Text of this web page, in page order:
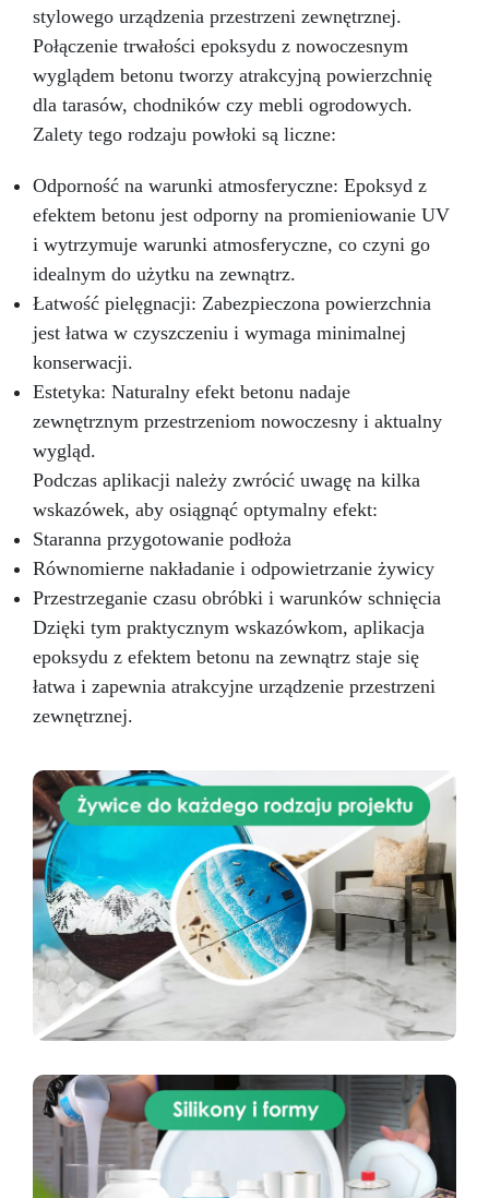
stylowego urządzenia przestrzeni zewnętrznej.
Połączenie trwałości epoksydu z nowoczesnym
wyglądem betonu tworzy atrakcyjną powierzchnię
dla tarasów, chodników czy mebli ogrodowych.
Zalety tego rodzaju powłoki są liczne:
Odporność na warunki atmosferyczne: Epoksyd z
efektem betonu jest odporny na promieniowanie UV
i wytrzymuje warunki atmosferyczne, co czyni go
idealnym do użytku na zewnątrz.
Łatwość pielęgnacji: Zabezpieczona powierzchnia
jest łatwa w czyszczeniu i wymaga minimalnej
konserwacji.
Estetyka: Naturalny efekt betonu nadaje
zewnętrznym przestrzeniom nowoczesny i aktualny
wygląd.
Podczas aplikacji należy zwrócić uwagę na kilka
wskazówek, aby osiągnąć optymalny efekt:
Staranna przygotowanie podłoża
Równomierne nakładanie i odpowietrzanie żywicy
Przestrzeganie czasu obróbki i warunków schnięcia
Dzięki tym praktycznym wskazówkom, aplikacja
epoksydu z efektem betonu na zewnątrz staje się
łatwa i zapewnia atrakcyjne urządzenie przestrzeni
zewnętrznej.